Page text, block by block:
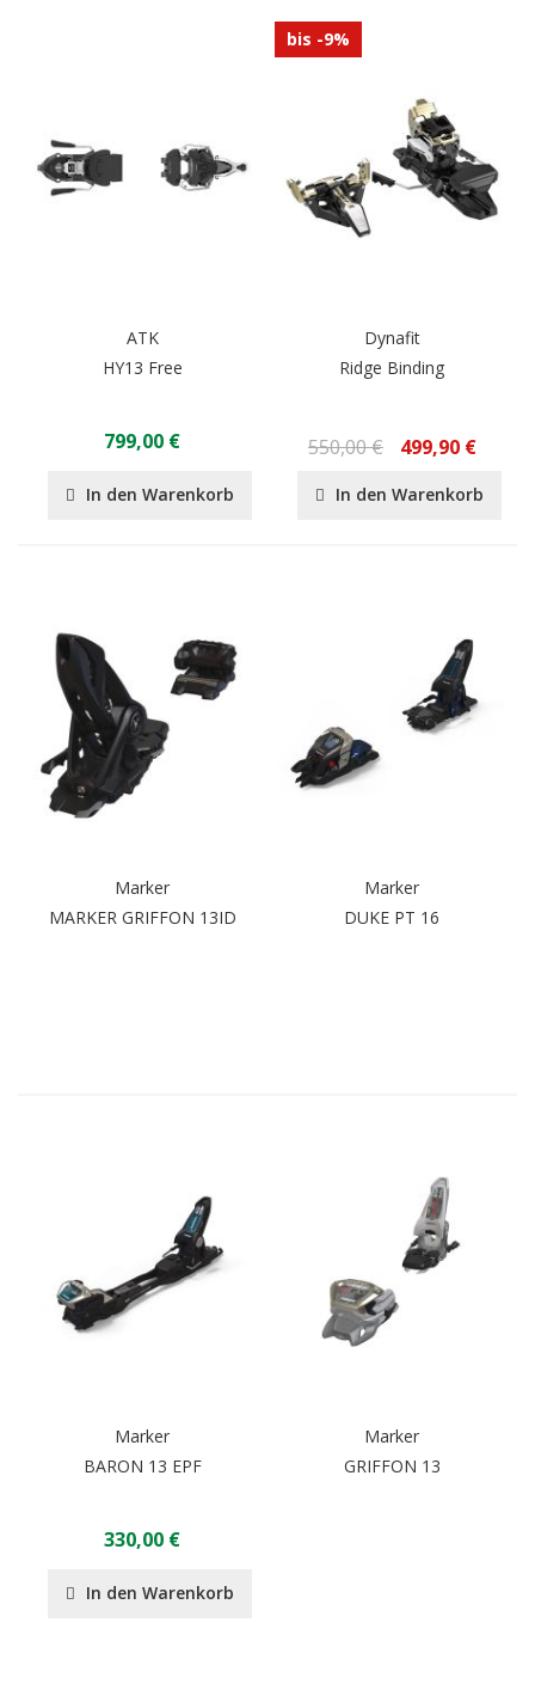
ATK
HY13 Free
799,00 €
In den Warenkorb
bis -9%
Dynafit
Ridge Binding
550,00 € 499,90 €
In den Warenkorb
Marker
MARKER GRIFFON 13ID
Marker
DUKE PT 16
Marker
BARON 13 EPF
330,00 €
In den Warenkorb
Marker
GRIFFON 13